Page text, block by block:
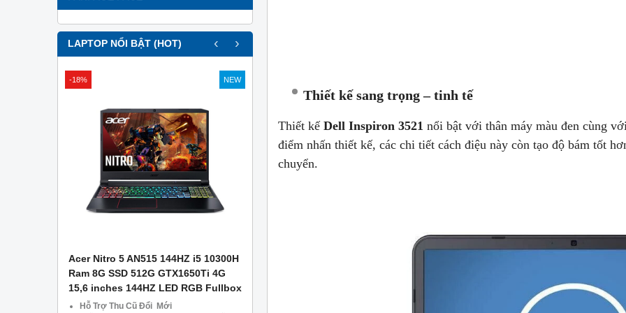
LAPTOP NỔI BẬT (HOT)
-18% NEW
Acer Nitro 5 AN515 144HZ i5 10300H
Ram 8G SSD 512G GTX1650Ti 4G
15,6 inches 144HZ LED RGB Fullbox
Hỗ Trợ Thu Cũ Đổi Mới
SSD512GB/ Màn Hình 14 FHD/Win10
Hỗ Trợ Thu Cũ Đổi Mới
‹ ›
Thiết kế sang trọng – tinh tế
Thiết kế Dell Inspiron 3521 nổi bật với thân máy màu đen cùng
điểm nhấn thiết kế, các chi tiết cách điệu này còn tạo độ bám tốt
chuyển.